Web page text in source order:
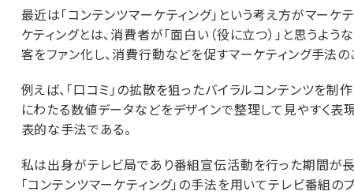
最近は「コンテンツマーケティング」という考え方がマーケ
ケティングとは、消費者が「面白い（役に立つ）」と思うよ
客をファン化し、消費行動などを促すマーケティング手法の
例えば、「口コミ」の拡散を狙ったバイラルコンテンツを制
にわたる数値データなどをデザインで整理して見やすく表現
表的な手法である。
私は出身がテレビ局であり番組宣伝活動を行った期間が
「コンテンツマーケティング」の手法を用いてテレビ番組の